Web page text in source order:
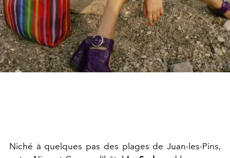
Niché à quelques pas des plages de Juan-les-Pins,